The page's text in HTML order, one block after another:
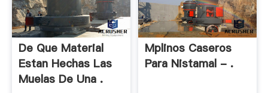
De Que Material
Estan Hechas Las
Muelas De Una .
Mplinos Caseros
Para Nistamal - .